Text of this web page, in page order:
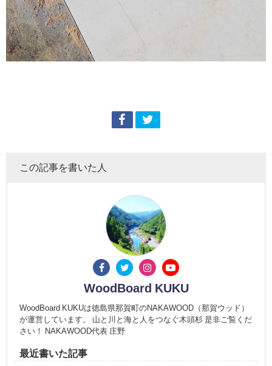
この記事を書いた人
WoodBoard KUKU
WoodBoard KUKUは徳島県那賀町のNAKAWOOD（那賀ウッド）
が運営しています。 山と川と海と人をつなぐ木頭杉 是非ご覧くだ
さい！ NAKAWOOD代表 庄野
最近書いた記事